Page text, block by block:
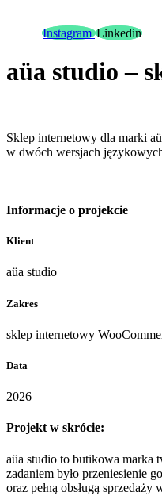
Instagram Linkedin
aüa studio –
Sklep internetowy dla marki
w dwóch wersjach
Informacje o projekcie
Klient
aüa studio
Zakres
sklep internetowy
Data
2026
Projekt w skrócie:
aüa studio to butikowa marka
zadaniem było przeniesienie
oraz pełną obsługą